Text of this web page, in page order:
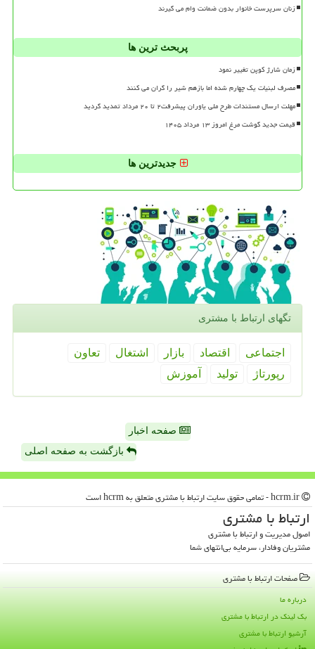
زنان سرپرست خانوار بدون ضمانت وام می گیرند
پربحث ترین ها
زمان شارژ کوپن تغییر نمود
مصرف لبنیات یک چهارم شده اما بازهم شیر را گران می کنند
مهلت ارسال مستندات طرح ملی یاوران پیشرفت۲ تا ۲۰ مرداد تمدید گردید
قیمت جدید گوشت مرغ امروز ۱۳ مرداد ۱۴۰۵
جدیدترین ها
تگهای ارتباط با مشتری
اجتماعی اقتصاد بازار اشتغال
تعاون
رپورتاژ
تولید آموزش
صفحه اخبار
بازگشت به صفحه اصلی
ارتباط با مشتری
اصول مدیریت و ارتباط با مشتری
مشتریان وفادار، سرمایه بی‌انتهای شما
صفحات ارتباط با مشتری
درباره ما
بک لینک در ارتباط با مشتری
آرشیو ارتباط با مشتری